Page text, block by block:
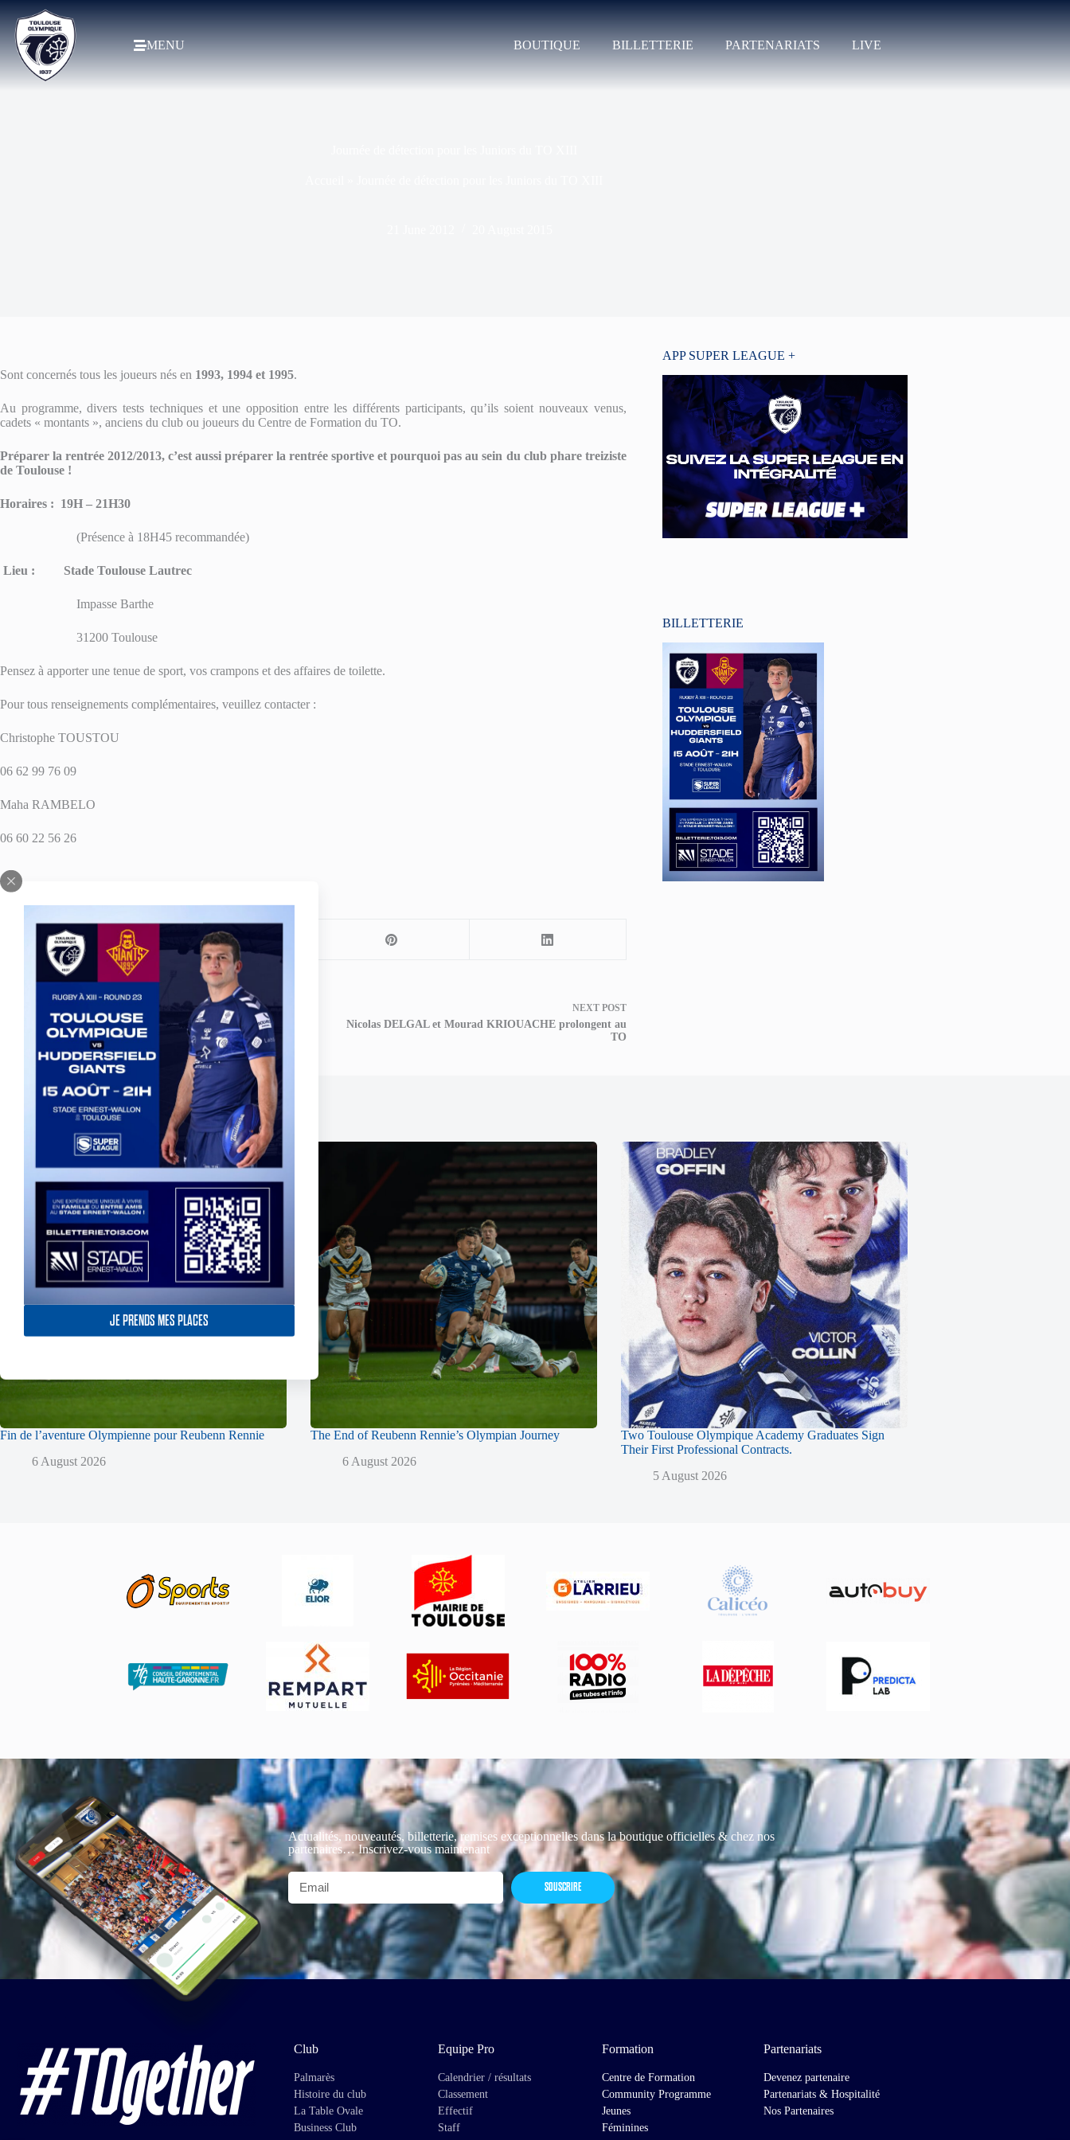
JE PRENDS MES PLACES
MENU BOUTIQUE BILLETTERIE PARTENARIATS LIVE
Sont concernés tous les joueurs nés en 1993, 1994 et 1995.
Au programme, divers tests techniques et une opposition entre les différents participants, qu’ils soient nouveaux venus,
cadets « montants », anciens du club ou joueurs du Centre de Formation du TO.
Préparer la rentrée 2012/2013, c’est aussi préparer la rentrée sportive et pourquoi pas au sein du club phare treiziste
de Toulouse !
Horaires : 19H – 21H30
(Présence à 18H45 recommandée)
Lieu : Stade Toulouse Lautrec
Impasse Barthe
31200 Toulouse
Pensez à apporter une tenue de sport, vos crampons et des affaires de toilette.
Pour tous renseignements complémentaires, veuillez contacter :
Christophe TOUSTOU
06 62 99 76 09
Maha RAMBELO
06 60 22 56 26
PREVIOUSPOST
Le Centre de Formation du TO XIII version 2012-2013
NEXT POST
Nicolas DELGAL et Mourad KRIOUACHE prolongent au
TO
APP SUPER LEAGUE +
BILLETTERIE
Fin de l’aventure Olympienne pour Reubenn Rennie
6 August 2026
The End of Reubenn Rennie’s Olympian Journey
6 August 2026
Two Toulouse Olympique Academy Graduates Sign
Their First Professional Contracts.
5 August 2026
Actualités, nouveautés, billetterie, remises exceptionnelles dans la boutique officielles & chez nos
partenaires… Inscrivez-vous maintenant
SOUSCRIRE
Club
Palmarès
Histoire du club
La Table Ovale
Business Club
Equipe Pro
Calendrier / résultats
Classement
Effectif
Staff
Formation
Centre de Formation
Community Programme
Jeunes
Féminines
Partenariats
Devenez partenaire
Partenariats & Hospitalité
Nos Partenaires